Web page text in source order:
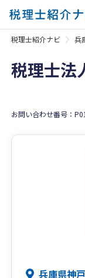
税理士紹介ナビ 兵
税理士法
お問い合わせ番号：
兵庫県神